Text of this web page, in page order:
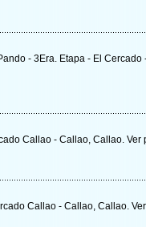
- 3Era. Etapa - El
Callao - Callao, Callao. Ver
Callao - Callao, Callao.